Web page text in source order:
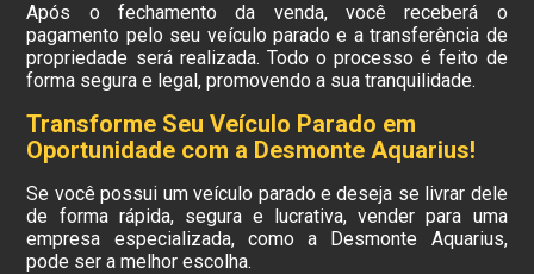
Após o fechamento da venda, você receberá o
pagamento pelo seu veículo parado e a transferência de
propriedade será realizada. Todo o processo é feito de
forma segura e legal, promovendo a sua tranquilidade.
Transforme Seu Veículo Parado em
Oportunidade com a Desmonte Aquarius!
Se você possui um veículo parado e deseja se livrar dele
de forma rápida, segura e lucrativa, vender para uma
empresa especializada, como a Desmonte Aquarius,
pode ser a melhor escolha.